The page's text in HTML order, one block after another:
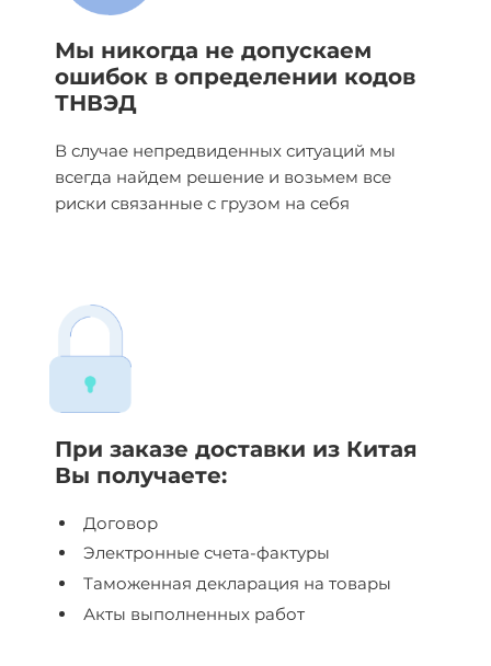
Мы никогда не допускаем
ошибок в определении кодов
ТНВЭД
В случае непредвиденных ситуаций мы
всегда найдем решение и возьмем все
риски связанные с грузом на себя
При заказе доставки из Китая
Вы получаете:
Договор
Электронные счета-фактуры
Таможенная декларация на товары
Акты выполненных работ